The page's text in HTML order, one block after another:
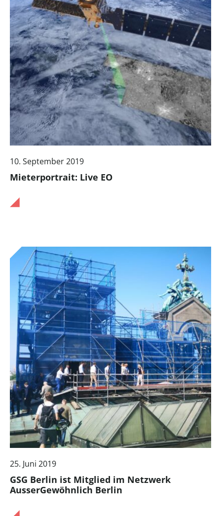
10. September 2019
Mieterportrait: Live EO
25. Juni 2019
GSG Berlin ist Mitglied im Netzwerk
AusserGewöhnlich Berlin